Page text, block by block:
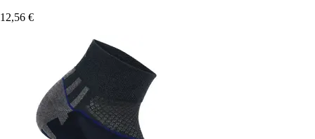
12,56 €